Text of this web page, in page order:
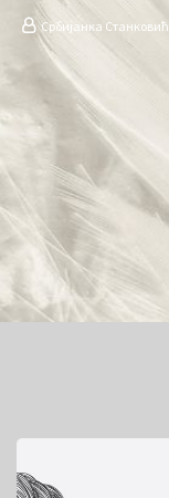
Србијанка Станковић